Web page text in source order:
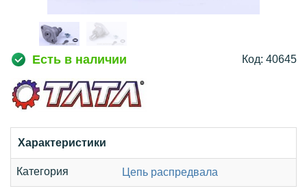
Есть в наличии Код: 40645
Характеристики
Категория Цепь распредвала